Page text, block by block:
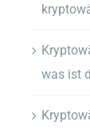
was ist